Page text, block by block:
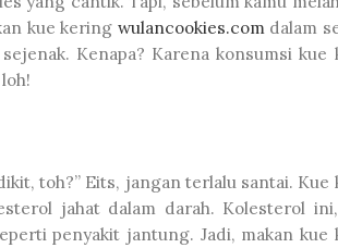
kue kering wulancookies.comdalam
Kenapa? Karena konsumsi kue
toh?” Eits, jangan terlalu santai. Kue
jahat dalam darah. Kolesterol
penyakit jantung. Jadi, makan kue